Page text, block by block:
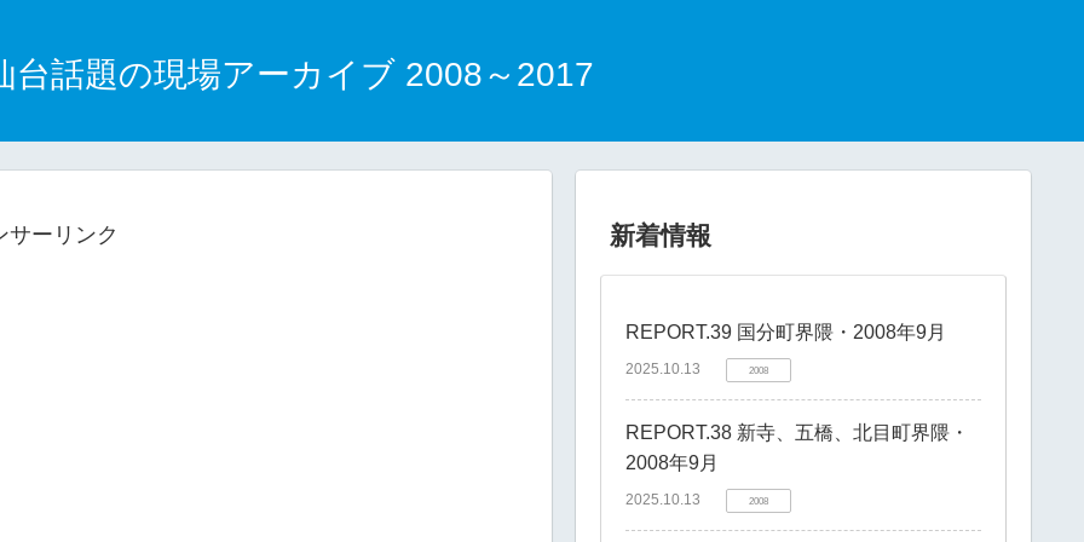
台話題の現場アーカイブ 2008～2017
サーリンク 新着情報
REPORT.39 国分町界隈・2008年9月
2025.10.13 2008
REPORT.38 新寺、五橋、北目町界隈・
2008年9月
2025.10.13 2008